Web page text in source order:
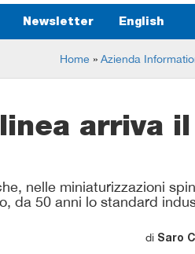
Newsletter English
Home » Azienda
arriva il
nelle miniaturizzazioni
da 50 anni lo standard
di Saro